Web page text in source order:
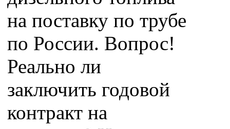
на поставку по трубе
по России. Вопрос!
Реально ли
заключить годовой
контракт на